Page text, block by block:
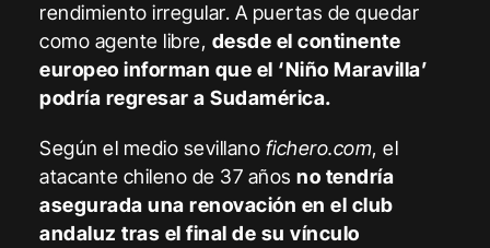
rendimiento irregular. A puertas de quedar
como agente libre, desde el continente
europeo informan que el ‘Niño Maravilla’
podría regresar a Sudamérica.
Según el medio sevillano fichero.com, el
atacante chileno de 37 añosno tendría
asegurada una renovación en el club
andaluz tras el final de su vínculo